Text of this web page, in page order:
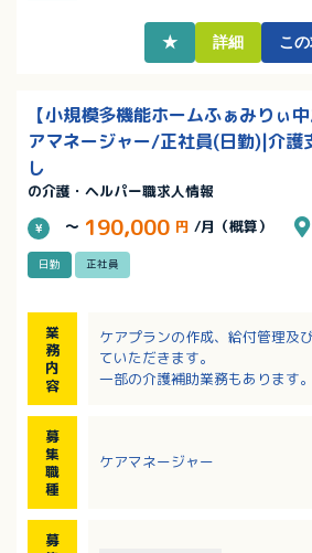
★ 詳細 こ
【小規模多機能ホームふぁみりぃ
アマネージャー/正社員(日勤)|介護
し
の介護・ヘルパー職求人情報
～ 190,000 円 /月（概算）
日勤 正社員
業
務
内
容
ケアプランの作成、給付管理及
ていただきます。
一部の介護補助業務もあります。
募
集
職
種
ケアマネージャー
募